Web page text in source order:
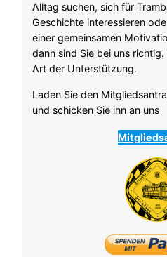
Alltag suchen, sich für
Geschichte interessieren
einer gemeinsamen
dann sind Sie bei uns
Art der Unterstützung.
Laden Sie den
und schicken Sie ihn an uns